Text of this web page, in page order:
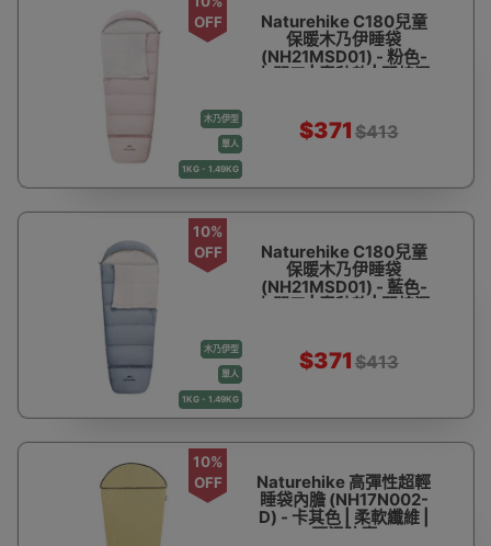
木乃伊型
單人
1KG - 1.49KG
OFF
Naturehike C180兒童
保暖木乃伊睡袋
(NH21MSD01) - 粉色-
左開口 | 春秋款 | 羽棉混
$371 $413
木乃伊型
單人
1KG - 1.49KG
10%
OFF
Naturehike C180兒童
保暖木乃伊睡袋
(NH21MSD01) - 藍色-
左開口 | 春秋款 | 羽棉混
$371 $413
10%
OFF
Naturehike 高彈性超輕
睡袋內膽 (NH17N002-
D) - 卡其色 | 柔軟纖維 |
隔污防塵